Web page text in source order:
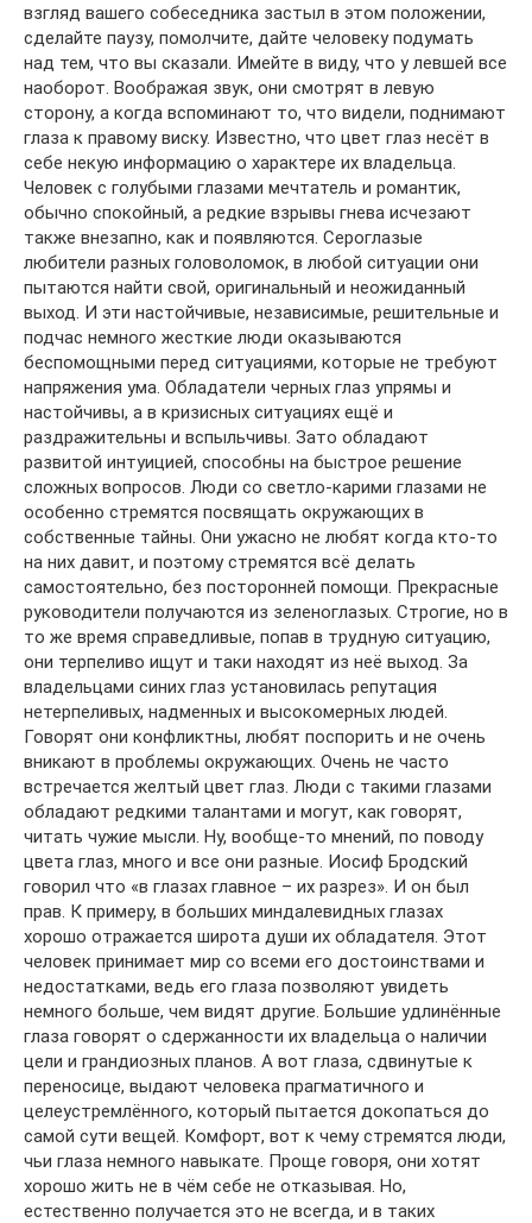
взгляд вашего собеседника застыл в этом положении,
сделайте паузу, помолчите, дайте человеку подумать
над тем, что вы сказали. Имейте в виду, что у левшей все
наоборот. Воображая звук, они смотрят в левую
сторону, а когда вспоминают то, что видели, поднимают
глаза к правому виску. Известно, что цвет глаз несёт в
себе некую информацию о характере их владельца.
Человек с голубыми глазами мечтатель и романтик,
обычно спокойный, а редкие взрывы гнева исчезают
также внезапно, как и появляются. Сероглазые
любители разных головоломок, в любой ситуации они
пытаются найти свой, оригинальный и неожиданный
выход. И эти настойчивые, независимые, решительные и
подчас немного жесткие люди оказываются
беспомощными перед ситуациями, которые не требуют
напряжения ума. Обладатели черных глаз упрямы и
настойчивы, а в кризисных ситуациях ещё и
раздражительны и вспыльчивы. Зато обладают
развитой интуицией, способны на быстрое решение
сложных вопросов. Люди со светло-карими глазами не
особенно стремятся посвящать окружающих в
собственные тайны. Они ужасно не любят когда кто-то
на них давит, и поэтому стремятся всё делать
самостоятельно, без посторонней помощи. Прекрасные
руководители получаются из зеленоглазых. Строгие, но в
то же время справедливые, попав в трудную ситуацию,
они терпеливо ищут и таки находят из неё выход. За
владельцами синих глаз установилась репутация
нетерпеливых, надменных и высокомерных людей.
Говорят они конфликтны, любят поспорить и не очень
вникают в проблемы окружающих. Очень не часто
встречается желтый цвет глаз. Люди с такими глазами
обладают редкими талантами и могут, как говорят,
читать чужие мысли. Ну, вообще-то мнений, по поводу
цвета глаз, много и все они разные. Иосиф Бродский
говорил что «в глазах главное – их разрез». И он был
прав. К примеру, в больших миндалевидных глазах
хорошо отражается широта души их обладателя. Этот
человек принимает мир со всеми его достоинствами и
недостатками, ведь его глаза позволяют увидеть
немного больше, чем видят другие. Большие удлинённые
глаза говорят о сдержанности их владельца о наличии
цели и грандиозных планов. А вот глаза, сдвинутые к
переносице, выдают человека прагматичного и
целеустремлённого, который пытается докопаться до
самой сути вещей. Комфорт, вот к чему стремятся люди,
чьи глаза немного навыкате. Проще говоря, они хотят
хорошо жить не в чём себе не отказывая. Но,
естественно получается это не всегда, и в таких